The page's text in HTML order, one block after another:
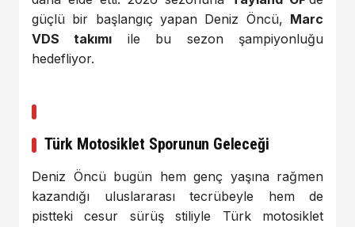
güçlü bir başlangıç yapan Deniz Öncü, Marc
VDS takımı ile bu sezon şampiyonluğu
hedefliyor.
Türk Motosiklet Sporunun Geleceği
Deniz Öncü bugün hem genç yaşına rağmen
kazandığı uluslararası tecrübeyle hem de
pistteki cesur sürüş stiliyle Türk motosiklet